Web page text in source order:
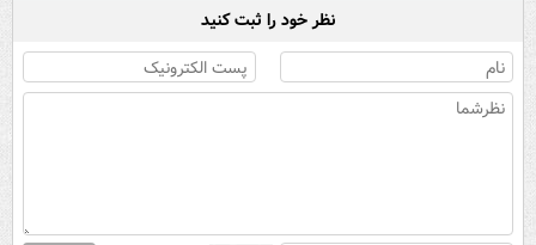
نظر خود را ثبت کنید